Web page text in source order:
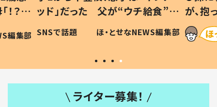
？」
編集部
ッド」だった 父が“ウチ給食”を
作り続ける理由とは #令和の親
#令和の子
SNSで話題 ほ・とせなNEWS編集部
が、
「涙が
い」
ライター募集！